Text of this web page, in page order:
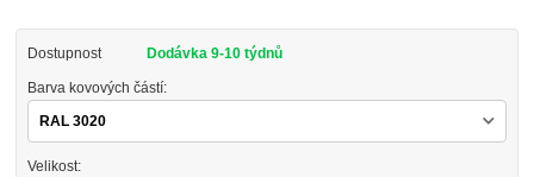
Dostupnost Dodávka 9-10 týdnů
Barva kovových částí:
Velikost: